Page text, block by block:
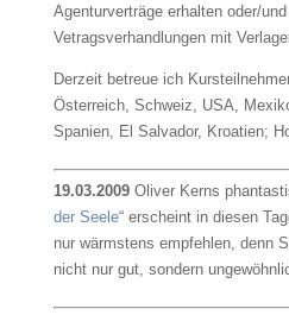
Agenturverträge erhalten oder/
Vetragsverhandlungen mit
Derzeit betreue ich
Österreich, Schweiz, USA,
Spanien, El Salvador, Kroatien;
19.03.2009Oliver Kerns
der Seele“ erscheint in diesen
nur wärmstens empfehlen, denn
nicht nur gut, sondern